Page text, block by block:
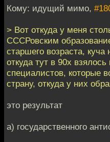
Кому: идущий мимо,
> Вот откуда у меня
СССРовским
старшего возраста,
откуда тут в 90х
специалистов, которые
страну, откуда у них
это результат
а) государственного